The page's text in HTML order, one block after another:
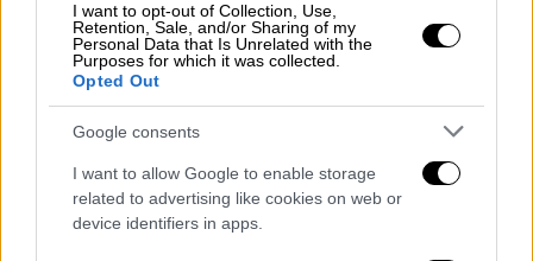
I want to opt-out of Collection, Use,
Retention, Sale, and/or Sharing of my
Personal Data that Is Unrelated with the
Purposes for which it was collected.
Opted Out
Google consents
I want to allow Google to enable storage
related to advertising like cookies on web or
device identifiers in apps.
Κόσμος|29.04.2022 22:01
Η Ρωσία πλήρωσε τελικά ομόλογα σε
δολάρια για να αποφύγει τη
χρεοκοπία
Κόσμος|29.04.2022 22:38
Pushbacks και εργασιακές συνθήκες